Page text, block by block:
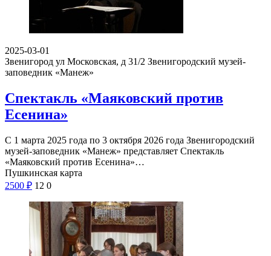
2025-03-01
Звенигород ул Московская, д 31/2 Звенигородский музей-
заповедник «Манеж»
Спектакль «Маяковский против
Есенина»
С 1 марта 2025 года по 3 октября 2026 года Звенигородский
музей-заповедник «Манеж» представляет Спектакль
«Маяковский против Есенина»…
Пушкинская карта
2500 ₽ 12 0